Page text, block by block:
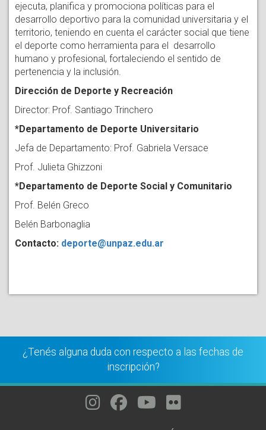
ejecuta, planifica y promociona políticas para el
desarrollo deportivo para la comunidad universitaria y el
territorio, teniendo en cuenta el carácter social que tiene
el deporte como herramienta para el desarrollo
humano y profesional, fortaleciendo el sentido de
pertenencia y la inclusión.
Dirección de Deporte y Recreación
Director: Prof. Santiago Trinchero
*Departamento de Deporte Universitario
Jefa de Departamento: Prof. Gabriela Versace
Prof. Julieta Ghizzoni
*Departamento de Deporte Social y Comunitario
Prof. Belén Greco
Belén Barbonaglia
Contacto: deporte@unpaz.edu.ar
¿Tenés alguna duda con respecto a las fechas de
inscripción?